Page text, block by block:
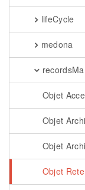
lifeCycle
medona
Objet
Objet
Objet
Objet